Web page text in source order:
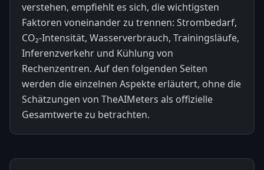
verstehen, empfiehlt es sich, die wichtigsten
Faktoren voneinander zu trennen: Strombedarf,
CO₂-Intensität, Wasserverbrauch, Trainingsläufe,
Inferenzverkehr und Kühlung von
Rechenzentren. Auf den folgenden Seiten
werden die einzelnen Aspekte erläutert, ohne die
Schätzungen von TheAIMeters als offizielle
Gesamtwerte zu betrachten.